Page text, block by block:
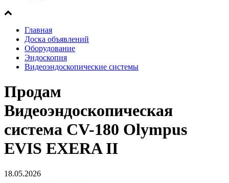
Главная
Доска объявлений
Оборудование
Эндоскопия
Видеоэндоскопические системы
Продам
Видеоэндоскопическая
система CV-180 Olympus
EVIS EXERA II
18.05.2026